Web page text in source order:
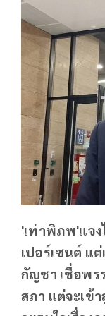
'เท่าพิภพ'แจง
เปอร์เซนต์ แ
กัญชา เชื่อพร
สภา แต่จะเข้